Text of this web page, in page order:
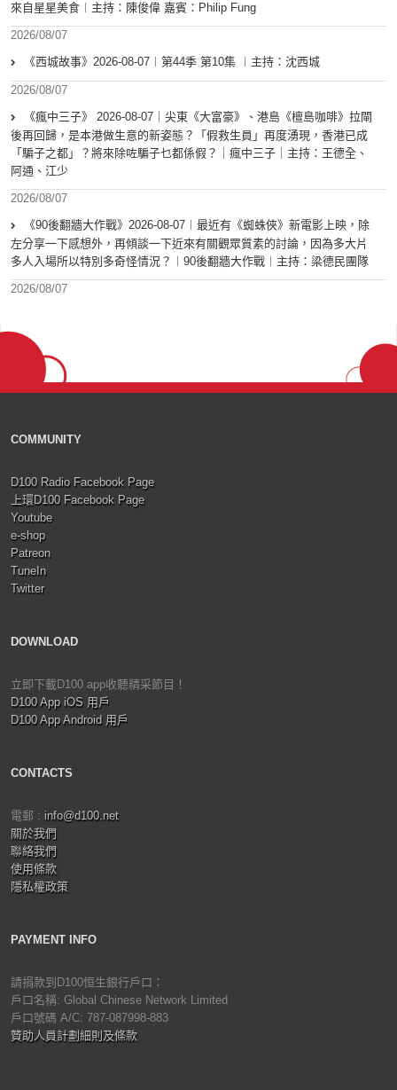
來自星星美食︱主持：陳俊偉 嘉賓：Philip Fung
2026/08/07
《西城故事》2026-08-07︱第44季 第10集 ︱主持：沈西城
2026/08/07
《瘋中三子》 2026-08-07｜尖東《大富豪》、港島《檀島咖啡》拉閘
後再回歸，是本港做生意的新姿態？「假救生員」再度湧現，香港已成
「騙子之都」？將來除咗騙子乜都係假？｜瘋中三子｜主持：王德全、
阿通、江少
2026/08/07
《90後翻牆大作戰》2026-08-07︱最近有《蜘蛛俠》新電影上映，除
左分享一下感想外，再傾談一下近來有關觀眾質素的討論，因為多大片
多人入場所以特別多奇怪情況？︱90後翻牆大作戰︱主持：梁德民團隊
2026/08/07
COMMUNITY
D100 Radio Facebook Page
上環D100 Facebook Page
Youtube
e-shop
Patreon
TuneIn
Twitter
DOWNLOAD
立即下載D100 app收聽精采節目！
D100 App iOS 用戶
D100 App Android 用戶
CONTACTS
電郵 : info@d100.net
關於我們
聯絡我們
使用條款
隱私權政策
PAYMENT INFO
請捐款到D100恒生銀行戶口：
戶口名稱: Global Chinese Network Limited
戶口號碼 A/C: 787-087998-883
贊助人員計劃細則及條款